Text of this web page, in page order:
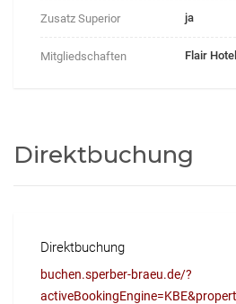
Zusatz Superior ja
Mitgliedschaften Flair
Direktbuchung
Direktbuchung
buchen.sperber-braeu.de/?